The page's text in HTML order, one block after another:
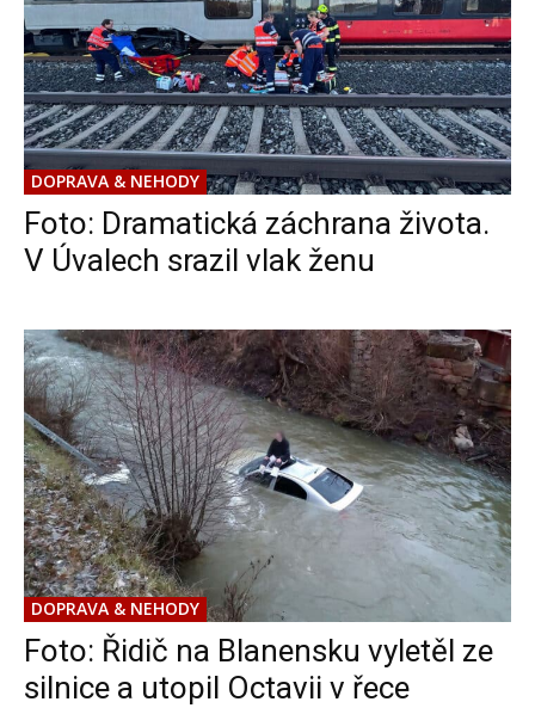
DOPRAVA & NEHODY
Foto: Dramatická záchrana života.
V Úvalech srazil vlak ženu
DOPRAVA & NEHODY
Foto: Řidič na Blanensku vyletěl ze
silnice a utopil Octavii v řece